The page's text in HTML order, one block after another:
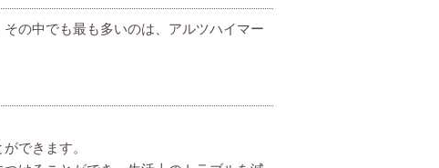
の中でも最も多いのは、アルツハイマー
できます。